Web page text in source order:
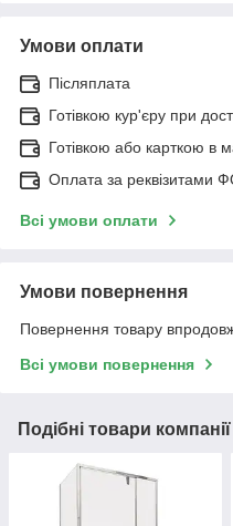
Умови оплати
Післяплата
Готівкою кур'єру при
Готівкою або карткою в
Оплата за реквізитами
Всі умови оплати
Умови повернення
Повернення товару
Всі умови повернення
Подібні товари компанії